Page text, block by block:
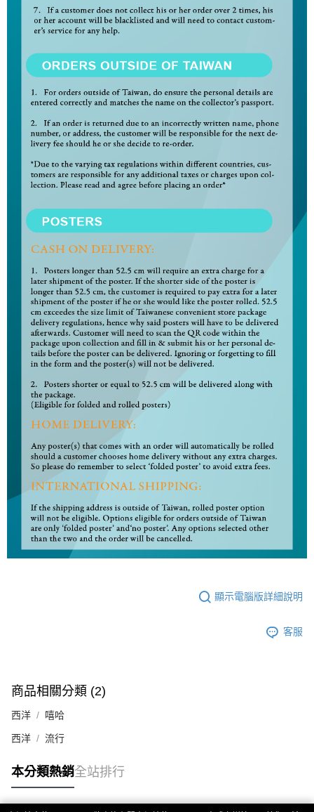
顯示電腦版詳細說明
客服
商品相關分類 (2)
西洋 嘻哈
西洋 流行
本分類熱銷全站排行